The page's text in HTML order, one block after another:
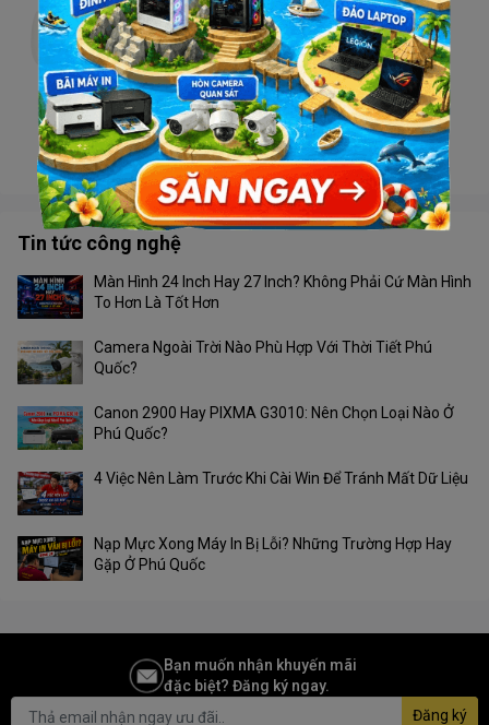
Camera TIANDY TC-H332N V4.1 Wifi
Liên hệ
Camera Tiandy TC-H363U 4G
Liên hệ
Tin tức công nghệ
Màn Hình 24 Inch Hay 27 Inch? Không Phải Cứ Màn Hình
To Hơn Là Tốt Hơn
Camera Ngoài Trời Nào Phù Hợp Với Thời Tiết Phú
Quốc?
Canon 2900 Hay PIXMA G3010: Nên Chọn Loại Nào Ở
Phú Quốc?
4 Việc Nên Làm Trước Khi Cài Win Để Tránh Mất Dữ Liệu
Nạp Mực Xong Máy In Bị Lỗi? Những Trường Hợp Hay
Gặp Ở Phú Quốc
Bạn muốn nhận khuyến mãi
đặc biệt? Đăng ký ngay.
Đăng ký